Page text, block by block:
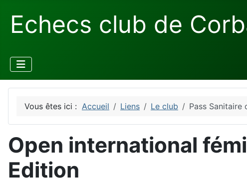
Echecs club de
Vous êtes ici : Accueil Liens Le club Pass
Open international
Edition